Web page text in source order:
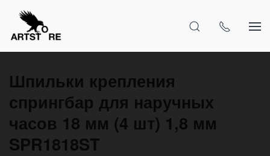
Шпильки крепления
спрингбар для наручных
часов 18 мм (4 шт) 1,8 мм
SPR1818ST